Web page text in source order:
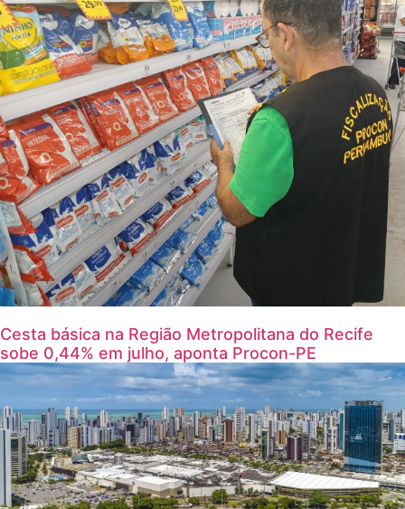
Cesta básica na Região Metropolitana do Recife
sobe 0,44% em julho, aponta Procon-PE